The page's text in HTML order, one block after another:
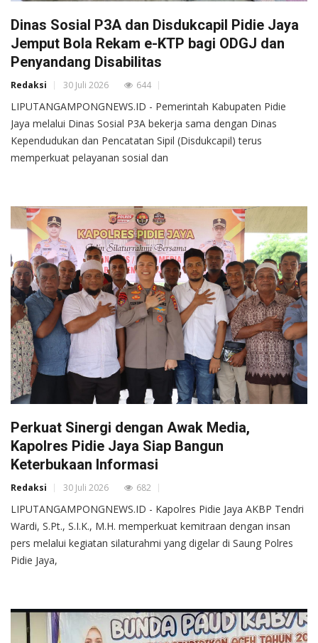
Dinas Sosial P3A dan Disdukcapil Pidie Jaya
Jemput Bola Rekam e-KTP bagi ODGJ dan
Penyandang Disabilitas
Redaksi 30 Juli 2026 644
LIPUTANGAMPONGNEWS.ID - Pemerintah Kabupaten Pidie
Jaya melalui Dinas Sosial P3A bekerja sama dengan Dinas
Kependudukan dan Pencatatan Sipil (Disdukcapil) terus
memperkuat pelayanan sosial dan
Perkuat Sinergi dengan Awak Media,
Kapolres Pidie Jaya Siap Bangun
Keterbukaan Informasi
Redaksi 30 Juli 2026 682
LIPUTANGAMPONGNEWS.ID - Kapolres Pidie Jaya AKBP Tendri
Wardi, S.Pt., S.I.K., M.H. memperkuat kemitraan dengan insan
pers melalui kegiatan silaturahmi yang digelar di Saung Polres
Pidie Jaya,